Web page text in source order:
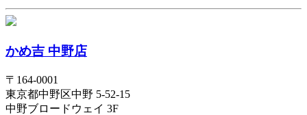
かめ吉 中野店
〒 164-0001
東京都中野区中野 5-52-15
中野ブロードウェイ 3F